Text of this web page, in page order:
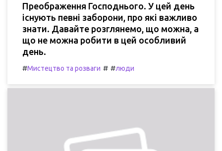
Преображення Господнього. У цей день
існують певні заборони, про які важливо
знати. Давайте розглянемо, що можна, а
що не можна робити в цей особливий
день.
#Мистецтво та розваги # #люди